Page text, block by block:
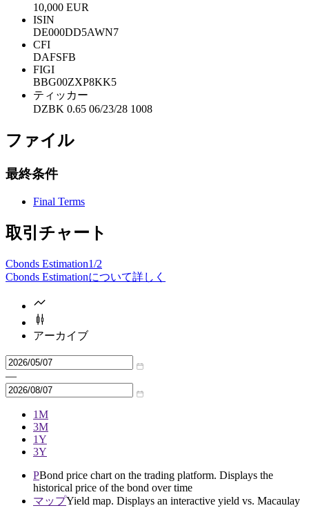
10,000 EUR
ISIN
DE000DD5AWN7
CFI
DAFSFB
FIGI
BBG00ZXP8KK5
ティッカー
DZBK 0.65 06/23/28 1008
ファイル
最終条件
Final Terms
取引チャート
Cbonds Estimation1/2
Cbonds Estimationについて詳しく
アーカイブ
—
1M
3M
1Y
3Y
PBond price chart on the trading platform. Displays the
historical price of the bond over time
マップYield map. Displays an interactive yield vs. Macaulay